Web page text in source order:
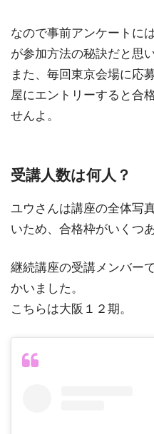
なので事前アンケートに
が参加方法の秘訣だと思い
また、毎回東京会場に応
屋にエントリーすると合
せんよ。
受講人数は何人？
ユウさんは講座の全体写
いため、合格枠がいくつ
継続講座の受講メンバー
かいました。
こちらは大阪１２期。